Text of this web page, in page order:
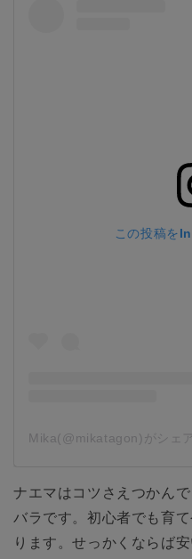
この投稿を
Mika(@mikatagon)がシェ
ナエマはコツさえつかん
バラです。初心者でも育
ります。せっかくならば